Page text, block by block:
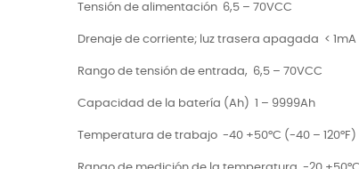
Tensión de alimentación 6,5 – 70VCC
Drenaje de corriente; luz trasera apagada < 1mA
Rango de tensión de entrada, 6,5 – 70VCC
Capacidad de la batería (Ah) 1 – 9999Ah
Temperatura de trabajo -40 +50°C (-40 – 120°F)